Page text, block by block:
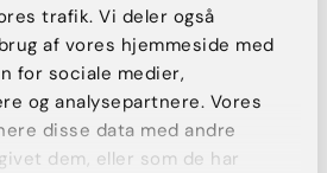
trafik. Vi deler også
af vores hjemmeside med
for sociale medier,
og analysepartnere. Vores
disse data med andre
dem, eller som de har
der harmonerer med
væv. Et for stort implantat eller en
risikoen for uønsket bevægelse og